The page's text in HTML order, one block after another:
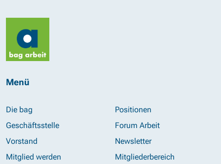
Menü
Die bag
Geschäftsstelle
Vorstand
Mitglied werden
Positionen
Forum Arbeit
Newsletter
Mitgliederbereich